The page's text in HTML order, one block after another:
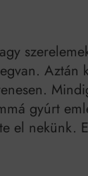
Karinthy Frigyes:
Aztán
gyúrt
el nekünk.